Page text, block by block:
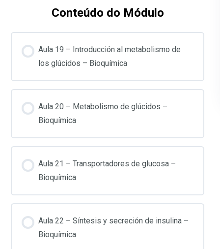
Conteúdo do Módulo
Aula 19 – Introducción al metabolismo de
los glúcidos – Bioquímica
Aula 20 – Metabolismo de glúcidos –
Bioquímica
Aula 21 – Transportadores de glucosa –
Bioquímica
Aula 22 – Síntesis y secreción de insulina –
Bioquímica